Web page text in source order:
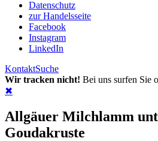
Datenschutz
zur Handelsseite
Facebook
Instagram
LinkedIn
KontaktSuche
Wir tracken nicht! Bei uns surfen Sie
✖
Allgäuer Milchlamm
Goudakruste